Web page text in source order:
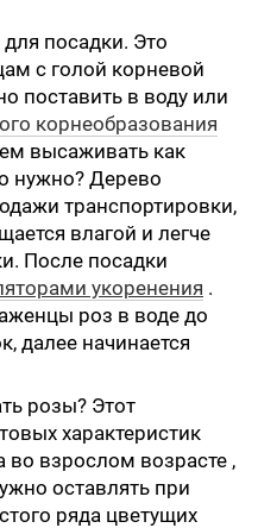
посадки. Это
с голой корневой
поставить в воду или
корнеобразования
высаживать как
нужно? Дерево
транспортировки,
влагой и легче
После посадки
укоренения .
роз в воде до
далее начинается
розы? Этот
характеристик
взрослом возрасте ,
оставлять при
ряда цветущих